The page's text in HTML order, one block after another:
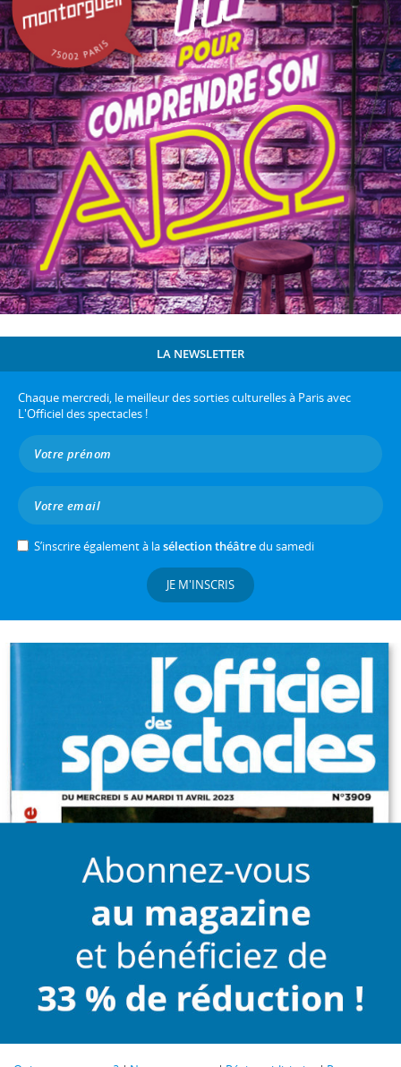
LA NEWSLETTER
Chaque mercredi, le meilleur des sorties culturelles à Paris avec
L'Officiel des spectacles !
S’inscrire également à lasélection théâtredu samedi
JE M'INSCRIS